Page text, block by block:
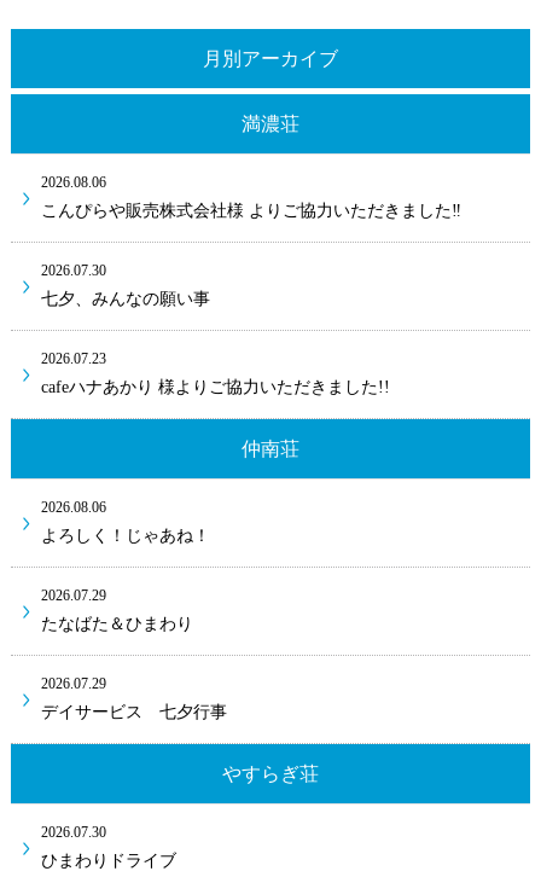
月別アーカイブ
満濃荘
2026.08.06
こんぴらや販売株式会社様 よりご協力いただきました‼
2026.07.30
七夕、みんなの願い事
2026.07.23
cafeハナあかり 様よりご協力いただきました!!
仲南荘
2026.08.06
よろしく！じゃあね！
2026.07.29
たなばた＆ひまわり
2026.07.29
デイサービス 七夕行事
やすらぎ荘
2026.07.30
ひまわりドライブ